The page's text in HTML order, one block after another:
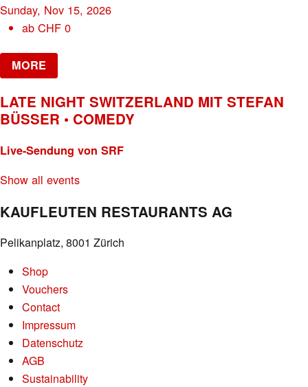
Sunday, Nov 15, 2026
abCHF 0
MORE
LATE NIGHT SWITZERLAND MIT STEFAN
BÜSSER • COMEDY
Live-Sendung von SRF
Show all events
KAUFLEUTEN RESTAURANTS AG
Pelikanplatz, 8001 Zürich
Shop
Vouchers
Contact
Impressum
Datenschutz
AGB
Sustainability